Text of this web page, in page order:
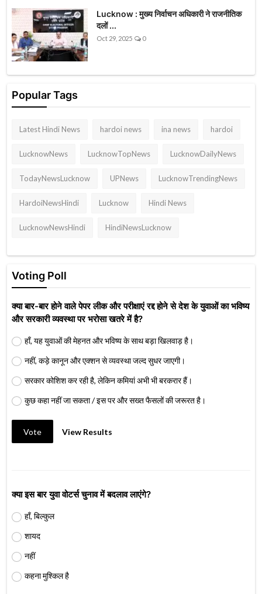
Lucknow : मुख्य निर्वाचन अधिकारी ने राजनीतिक
दलों ...
Oct 29, 2025 0
Popular Tags
Latest Hindi News hardoi news ina news hardoi
LucknowNews LucknowTopNews LucknowDailyNews
TodayNewsLucknow UPNews LucknowTrendingNews
HardoiNewsHindi Lucknow Hindi News
LucknowNewsHindi HindiNewsLucknow
Voting Poll
क्या बार-बार होने वाले पेपर लीक और परीक्षाएं रद्द होने से देश के युवाओं का भविष्य
और सरकारी व्यवस्था पर भरोसा खतरे में है?
हाँ, यह युवाओं की मेहनत और भविष्य के साथ बड़ा खिलवाड़ है।
नहीं, कड़े कानून और एक्शन से व्यवस्था जल्द सुधर जाएगी।
सरकार कोशिश कर रही है, लेकिन कमियां अभी भी बरकरार हैं।
कुछ कहा नहीं जा सकता / इस पर और सख्त फैसलों की जरूरत है।
Vote View Results
क्या इस बार युवा वोटर्स चुनाव में बदलाव लाएंगे?
हाँ, बिल्कुल
शायद
नहीं
कहना मुश्किल है